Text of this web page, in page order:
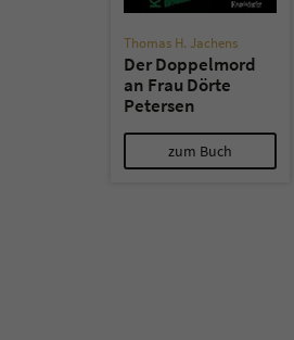
Thomas H. Jachens
Der Doppelmord
an Frau Dörte
Petersen
zum Buch